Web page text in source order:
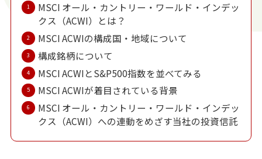
1
MSCI オール・カントリー・ワールド・インデッ
クス（ACWI）とは？
2 MSCI ACWIの構成国・地域について
3 構成銘柄について
4 MSCI ACWIとS&P500指数を並べてみる
5 MSCI ACWIが着目されている背景
6
MSCI オール・カントリー・ワールド・インデッ
クス（ACWI）への連動をめざす当社の投資信託